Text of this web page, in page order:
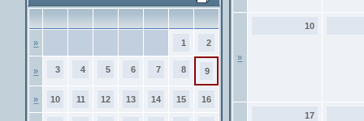
» 1 2
» 3 4 5 6 7 8 9
» 10 11 12 13 14 15 16
»
10
17